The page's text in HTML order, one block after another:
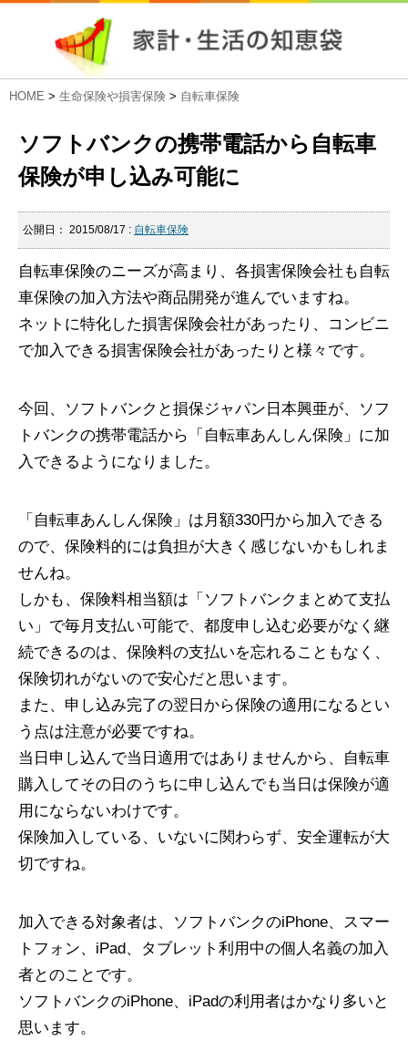
HOME > 生命保険や損害保険 > 自転車保険
ソフトバンクの携帯電話から自転車
保険が申し込み可能に
公開日： 2015/08/17 : 自転車保険
自転車保険のニーズが高まり、各損害保険会社も自転
車保険の加入方法や商品開発が進んでいますね。
ネットに特化した損害保険会社があったり、コンビニ
で加入できる損害保険会社があったりと様々です。
今回、ソフトバンクと損保ジャパン日本興亜が、ソフ
トバンクの携帯電話から「自転車あんしん保険」に加
入できるようになりました。
「自転車あんしん保険」は月額330円から加入できる
ので、保険料的には負担が大きく感じないかもしれま
せんね。
しかも、保険料相当額は「ソフトバンクまとめて支払
い」で毎月支払い可能で、都度申し込む必要がなく継
続できるのは、保険料の支払いを忘れることもなく、
保険切れがないので安心だと思います。
また、申し込み完了の翌日から保険の適用になるとい
う点は注意が必要ですね。
当日申し込んで当日適用ではありませんから、自転車
購入してその日のうちに申し込んでも当日は保険が適
用にならないわけです。
保険加入している、いないに関わらず、安全運転が大
切ですね。
加入できる対象者は、ソフトバンクのiPhone、スマー
トフォン、iPad、タブレット利用中の個人名義の加入
者とのことです。
ソフトバンクのiPhone、iPadの利用者はかなり多いと
思います。